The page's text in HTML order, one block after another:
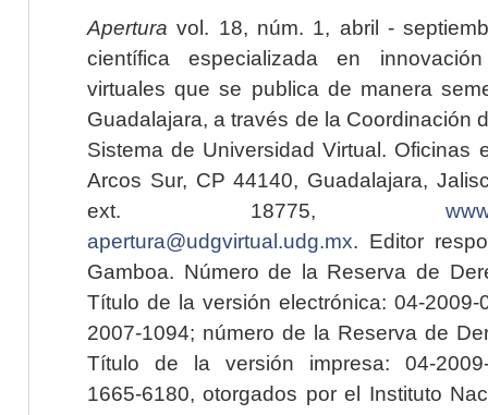
Apertura vol. 18, núm. 1, abril -
científica especializada en
virtuales que se publica de manera
Guadalajara, a través de la Coordinación
Sistema de Universidad Virtual. Oficinas
Arcos Sur, CP 44140, Guadalajara,
ext. 18775,
apertura@udgvirtual.udg.mx. Editor
Gamboa. Número de la Reserva de
Título de la versión electrónica: 04-2009-
2007-1094; número de la Reserva de
Título de la versión impresa: 04-2009-
1665-6180, otorgados por el Instituto